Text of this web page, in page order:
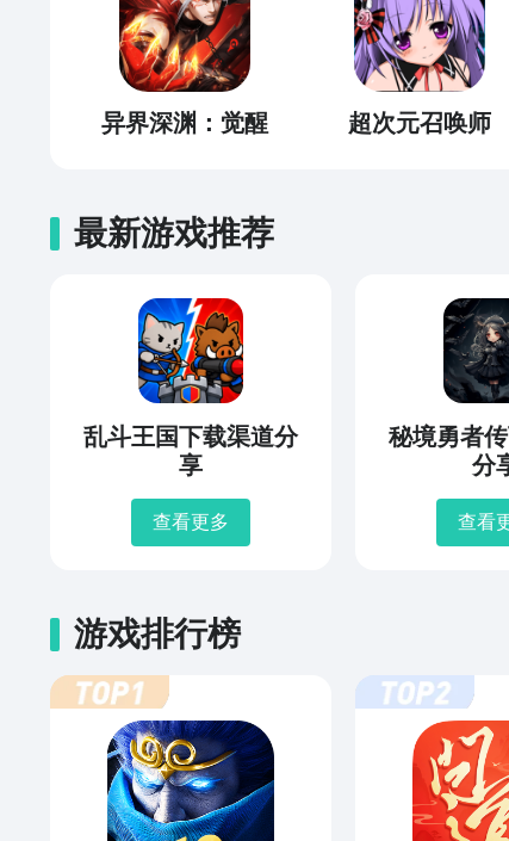
异界深渊：觉醒 超次元召唤师
最新游戏推荐
乱斗王国下载渠道分
享
查看更多
秘境勇者
分
查看
游戏排行榜